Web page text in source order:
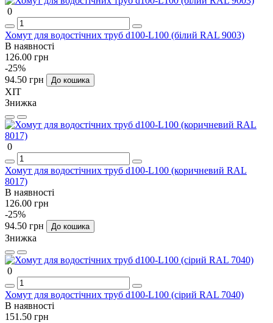
0
Хомут для водостічних труб d100-L100 (білий RAL 9003)
В наявності
126.00 грн
-25%
94.50 грн
До кошика
ХІТ
Знижка
0
Хомут для водостічних труб d100-L100 (коричневий RAL
8017)
В наявності
126.00 грн
-25%
94.50 грн
До кошика
Знижка
0
Хомут для водостічних труб d100-L100 (сірий RAL 7040)
В наявності
151.50 грн